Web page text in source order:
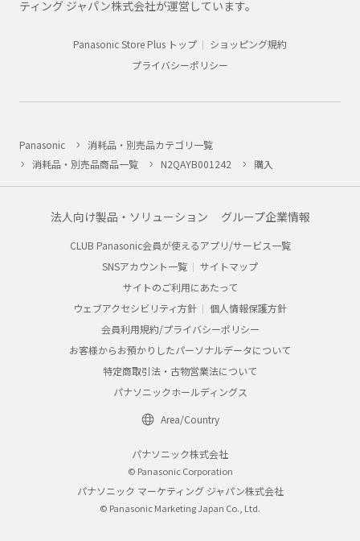
ティング ジャパン株式会社が運営しています。
Panasonic Store Plus トップ
ショッピング規約
プライバシーポリシー
Panasonic
消耗品・別売品カテゴリ一覧
消耗品・別売品商品一覧
N2QAYB001242 購入
法人向け製品・ソリューション グループ企業情報
CLUB Panasonic会員が使えるアプリ/サービス一覧
SNSアカウント一覧
サイトマップ
サイトのご利用にあたって
ウェブアクセシビリティ方針
個人情報保護方針
会員利用規約/プライバシーポリシー
お客様からお預かりしたパーソナルデータについて
特定商取引法・古物営業法について
パナソニックホールディングス
Area/Country
パナソニック株式会社
© Panasonic Corporation
パナソニック マーケティング ジャパン株式会社
© Panasonic Marketing Japan Co., Ltd.